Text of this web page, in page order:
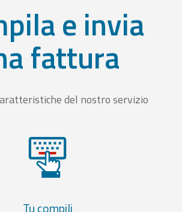
e invia
fattura
del nostro servizio
Tu compili